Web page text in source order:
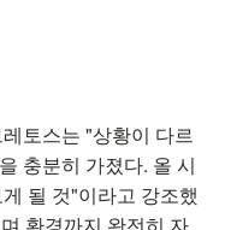
토스는 "상황이 다르
충분히 가졌다. 올 시
될 것"이라고 강조했